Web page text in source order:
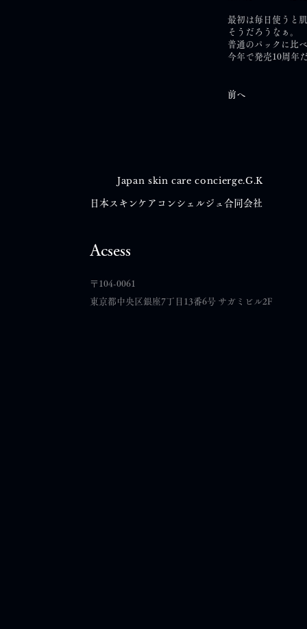
最初は毎日使うと
そうだろうなぁ。
普通のパックに比
今年で発売10周年
前へ
Japan skin care concierge.G.K
日本スキンケアコンシェルジュ合同会社
Acsess
​〒104-0061
東京都中央区銀座7丁目13番6号 サガミビル2F